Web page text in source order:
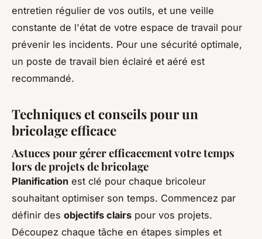
entretien régulier de vos outils, et une veille
constante de l'état de votre espace de travail pour
prévenir les incidents. Pour une sécurité optimale,
un poste de travail bien éclairé et aéré est
recommandé.
Techniques et conseils pour un
bricolage efficace
Astuces pour gérer efficacement votre temps
lors de projets de bricolage
Planification est clé pour chaque bricoleur
souhaitant optimiser son temps. Commencez par
définir des objectifs clairs pour vos projets.
Découpez chaque tâche en étapes simples et